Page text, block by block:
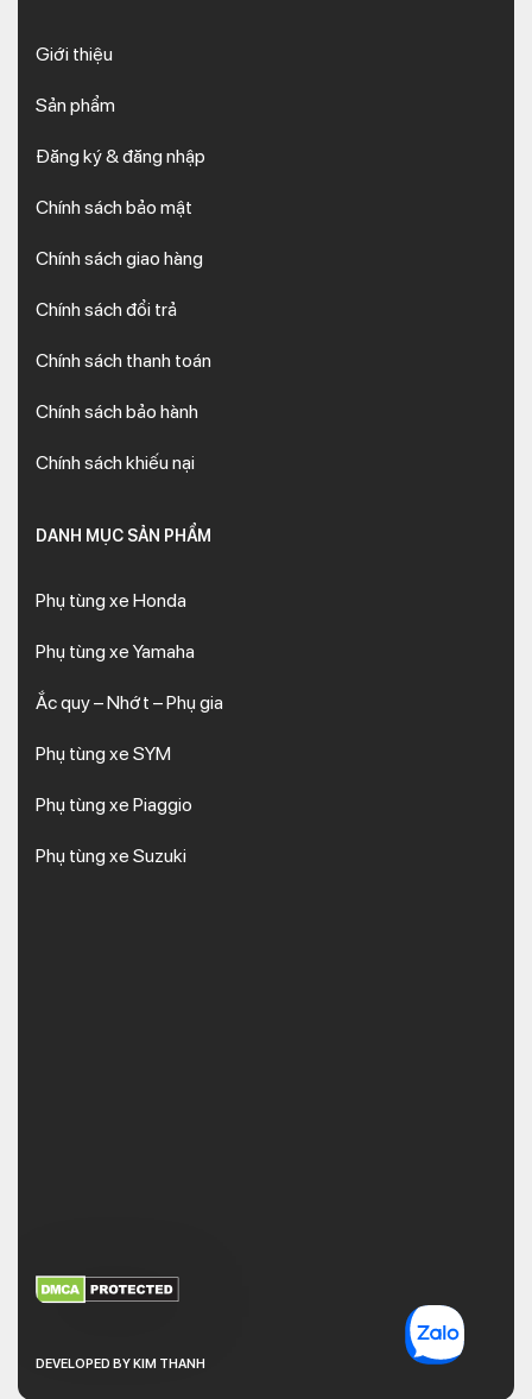
Giới thiệu
Sản phẩm
Đăng ký & đăng nhập
Chính sách bảo mật
Chính sách giao hàng
Chính sách đổi trả
Chính sách thanh toán
Chính sách bảo hành
Chính sách khiếu nại
DANH MỤC SẢN PHẨM
Phụ tùng xe Honda
Phụ tùng xe Yamaha
Ắc quy – Nhớt – Phụ gia
Phụ tùng xe SYM
Phụ tùng xe Piaggio
Phụ tùng xe Suzuki
DEVELOPED BY KIM THANH
XEM THÊM